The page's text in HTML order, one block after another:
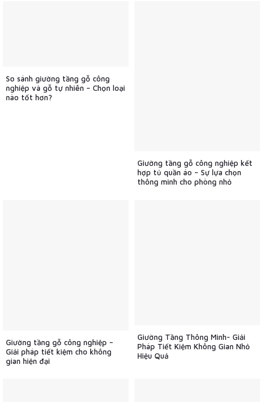
So sánh giường tầng gỗ công
nghiệp và gỗ tự nhiên – Chọn loại
nào tốt hơn?
Giường tầng gỗ công nghiệp kết
hợp tủ quần áo – Sự lựa chọn
thông minh cho phòng nhỏ
Giường tầng gỗ công nghiệp –
Giải pháp tiết kiệm cho không
gian hiện đại
Giường Tầng Thông Minh- Giải
Pháp Tiết Kiệm Không Gian Nhỏ
Hiệu Quả